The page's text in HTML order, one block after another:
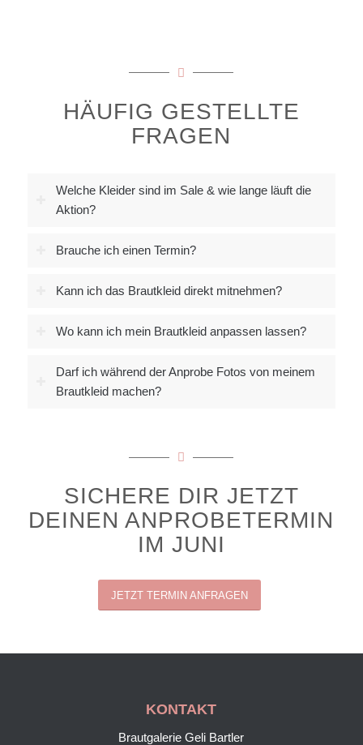
HÄUFIG GESTELLTE
FRAGEN
Welche Kleider sind im Sale & wie lange läuft die
Aktion?
Brauche ich einen Termin?
Kann ich das Brautkleid direkt mitnehmen?
Wo kann ich mein Brautkleid anpassen lassen?
Darf ich während der Anprobe Fotos von meinem
Brautkleid machen?
SICHERE DIR JETZT
DEINEN ANPROBETERMIN
IM JUNI
JETZT TERMIN ANFRAGEN
KONTAKT
Brautgalerie Geli Bartler